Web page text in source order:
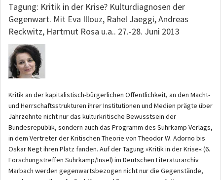
Tagung: Kritik in der Krise? Kulturdiagnosen der
Gegenwart. Mit Eva Illouz, Rahel Jaeggi, Andreas
Reckwitz, Hartmut Rosa u.a.. 27.-28. Juni 2013
Kritik an der kapitalistisch-bürgerlichen Öffentlichkeit, an den Macht-
und Herrschaftsstrukturen ihrer Institutionen und Medien prägte über
Jahrzehnte nicht nur das kulturkritische Bewusstsein der
Bundesrepublik, sondern auch das Programm des Suhrkamp Verlags,
in dem Vertreter der Kritischen Theorie von Theodor W. Adorno bis
Oskar Negt ihren Platz fanden. Auf der Tagung »Kritik in der Krise« (6.
Forschungstreffen Suhrkamp/Insel) im Deutschen Literaturarchiv
Marbach werden gegenwartsbezogen nicht nur die Gegenstände,